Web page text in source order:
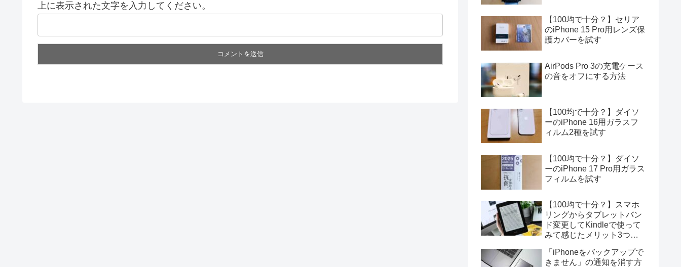
上に表示された文字を入力してください。
【100均で十分？】セリア
のiPhone 15 Pro用レンズ保
護カバーを試す
AirPods Pro 3の充電ケース
の音をオフにする方法
【100均で十分？】ダイソ
ーのiPhone 16用ガラスフ
ィルム2種を試す
【100均で十分？】ダイソ
ーのiPhone 17 Pro用ガラス
フィルムを試す
【100均で十分？】スマホ
リングからタブレットバン
ド変更してKindleで使って
みて感じたメリット3つデ
「iPhoneをバックアップで
きません」の通知を消す方